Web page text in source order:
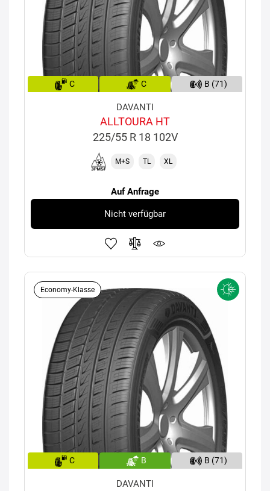
C C B (71)
DAVANTI
ALLTOURA HT
225/55 R 18 102V
M+S TL XL
Auf Anfrage
Nicht verfügbar
Economy-Klasse
C B B (71)
DAVANTI